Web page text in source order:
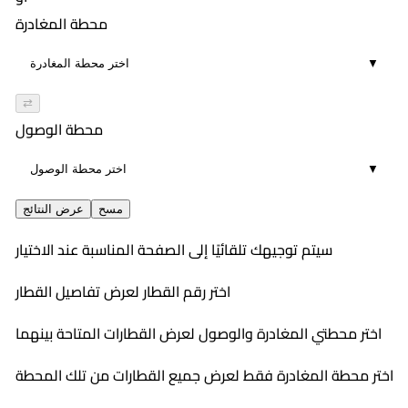
01:08١٠:٢٢ PM
01:18
11
محطة المغادرة
▼
⇄
محطة الوصول
▼
عرض النتائج مسح
سيتم توجيهك تلقائيًا إلى الصفحة المناسبة عند الاختيار
اختر رقم القطار لعرض تفاصيل القطار
اختر محطتي المغادرة والوصول لعرض القطارات المتاحة بينهما
اختر محطة المغادرة فقط لعرض جميع القطارات من تلك المحطة